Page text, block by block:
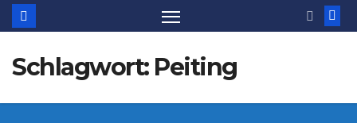
Schlagwort: Peiting